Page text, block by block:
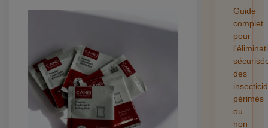
Guide
complet
pour
des
périmés
ou
non